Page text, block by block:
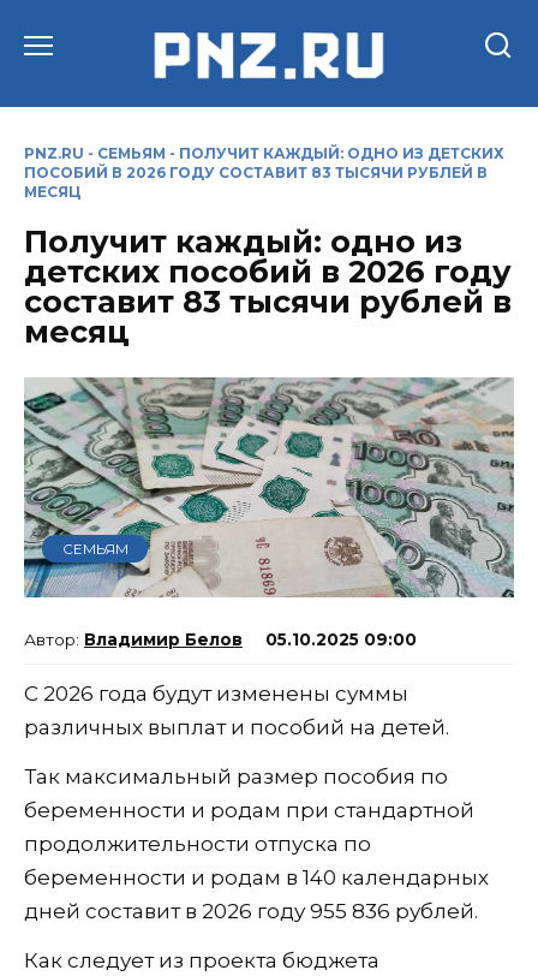
PNZ.RU - СЕМЬЯМ - ПОЛУЧИТ КАЖДЫЙ: ОДНО ИЗ ДЕТСКИХ
ПОСОБИЙ В 2026 ГОДУ СОСТАВИТ 83 ТЫСЯЧИ РУБЛЕЙ В
МЕСЯЦ
Получит каждый: одно из
детских пособий в 2026 году
составит 83 тысячи рублей в
месяц
СЕМЬЯМ
Владимир Белов 05.10.2025 09:00
С 2026 года будут изменены суммы
различных выплат и пособий на детей.
Так максимальный размер пособия по
беременности и родам при стандартной
продолжительности отпуска по
беременности и родам в 140 календарных
дней составит в 2026 году 955 836 рублей.
Как следует из проекта бюджета